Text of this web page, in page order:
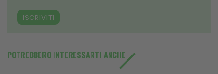
ISCRIVITI
POTREBBERO INTERESSARTI ANCHE